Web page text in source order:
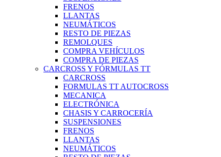
FRENOS
LLANTAS
NEUMÁTICOS
RESTO DE PIEZAS
REMOLQUES
COMPRA VEHÍCULOS
COMPRA DE PIEZAS
CARCROSS Y FÓRMULAS TT
CARCROSS
FORMULAS TT AUTOCROSS
MECANICA
ELECTRÓNICA
CHASIS Y CARROCERÍA
SUSPENSIONES
FRENOS
LLANTAS
NEUMÁTICOS